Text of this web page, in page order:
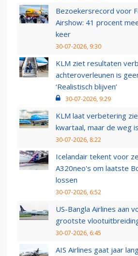
Bezoekersrecord voor
Airshow: 41 procent
keer
30-07-2026, 9:30
KLM ziet resultaten
achteroverleunen is
‘Realistisch blijven’
30-07-2026, 9:29
KLM laat verbetering
kwartaal, maar de weg
30-07-2026, 8:22
Icelandair tekent voor
A320neo's om laatste
lossen
30-07-2026, 6:52
US-Bangla Airlines aan
grootste
30-07-2026, 6:45
AIS Airlines gaat jaar